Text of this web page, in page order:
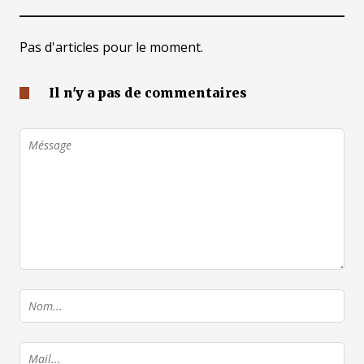
Pas d'articles pour le moment.
Il n'y a pas de commentaires